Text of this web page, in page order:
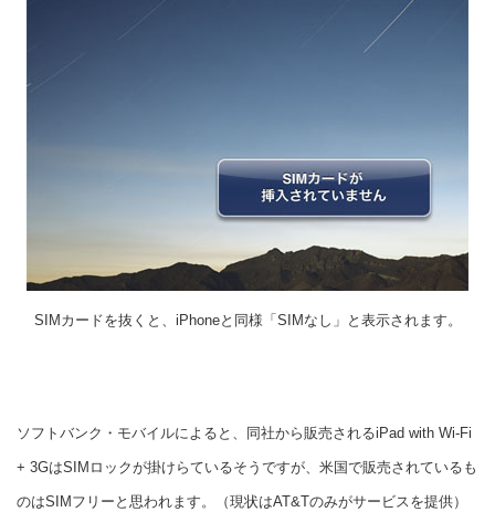
SIMカードを抜くと、iPhoneと同様「SIMなし」と表示されます。
ソフトバンク・モバイルによると、同社から販売されるiPad with Wi-Fi
+ 3GはSIMロックが掛けらているそうですが、米国で販売されているも
のはSIMフリーと思われます。（現状はAT&Tのみがサービスを提供）